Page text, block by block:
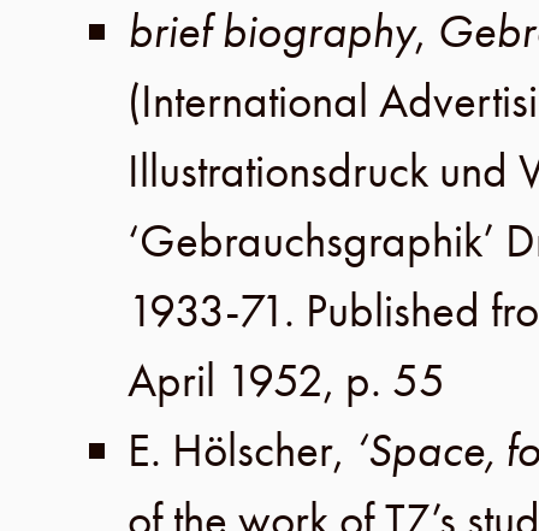
brief biography,
(International
Illustrationsdruck und
‘Gebrauchsgraphik’
1933-71. Published
April 1952, p. 55
E. Hölscher, ‘Space,